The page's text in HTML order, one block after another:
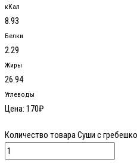
кКал
8.93
Белки
2.29
Жиры
26.94
Углеводы
Цена: 170₽
Количество товара Суши с